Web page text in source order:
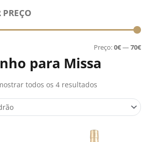
Preço:0€—70€
para Missa
todos os 4 resultados